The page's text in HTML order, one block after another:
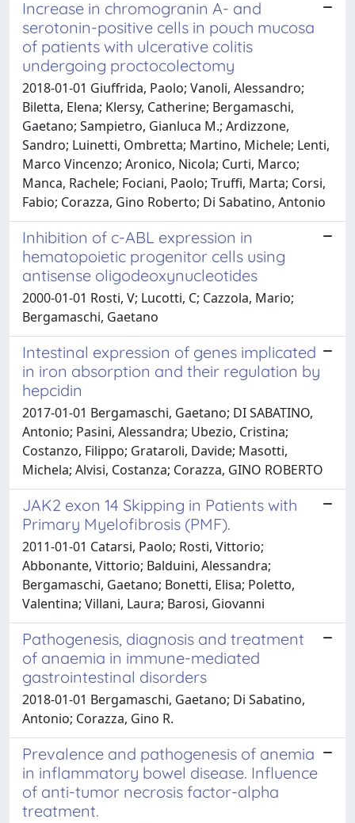
Increase in chromogranin A- and
serotonin-positive cells in pouch mucosa
of patients with ulcerative colitis
undergoing proctocolectomy
2018-01-01 Giuffrida, Paolo; Vanoli, Alessandro;
Biletta, Elena; Klersy, Catherine; Bergamaschi,
Gaetano; Sampietro, Gianluca M.; Ardizzone,
Sandro; Luinetti, Ombretta; Martino, Michele; Lenti,
Marco Vincenzo; Aronico, Nicola; Curti, Marco;
Manca, Rachele; Fociani, Paolo; Truffi, Marta; Corsi,
Fabio; Corazza, Gino Roberto; Di Sabatino, Antonio
Inhibition of c-ABL expression in
hematopoietic progenitor cells using
antisense oligodeoxynucleotides
2000-01-01 Rosti, V; Lucotti, C; Cazzola, Mario;
Bergamaschi, Gaetano
Intestinal expression of genes implicated
in iron absorption and their regulation by
hepcidin
2017-01-01 Bergamaschi, Gaetano; DI SABATINO,
Antonio; Pasini, Alessandra; Ubezio, Cristina;
Costanzo, Filippo; Grataroli, Davide; Masotti,
Michela; Alvisi, Costanza; Corazza, GINO ROBERTO
JAK2 exon 14 Skipping in Patients with
Primary Myelofibrosis (PMF).
2011-01-01 Catarsi, Paolo; Rosti, Vittorio;
Abbonante, Vittorio; Balduini, Alessandra;
Bergamaschi, Gaetano; Bonetti, Elisa; Poletto,
Valentina; Villani, Laura; Barosi, Giovanni
Pathogenesis, diagnosis and treatment
of anaemia in immune-mediated
gastrointestinal disorders
2018-01-01 Bergamaschi, Gaetano; Di Sabatino,
Antonio; Corazza, Gino R.
Prevalence and pathogenesis of anemia
in inflammatory bowel disease. Influence
of anti-tumor necrosis factor-alpha
treatment.